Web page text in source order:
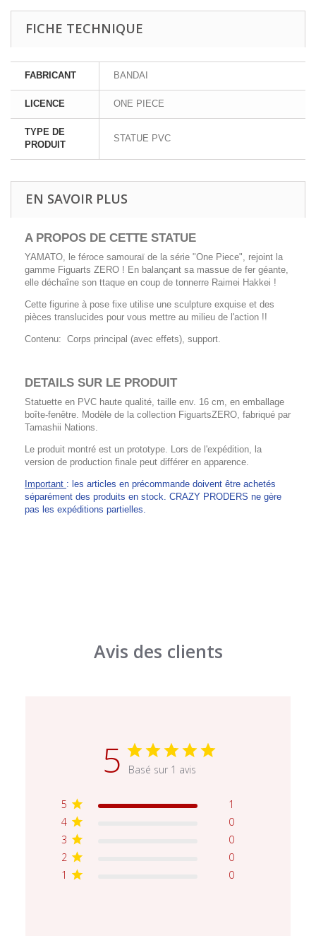
FICHE TECHNIQUE
FABRICANT BANDAI
LICENCE ONE PIECE
TYPE DE
PRODUIT
STATUE PVC
EN SAVOIR PLUS
A PROPOS DE CETTE STATUE
YAMATO, le féroce samouraï de la série "One Piece", rejoint la
gamme Figuarts ZERO ! En balançant sa massue de fer géante,
elle déchaîne son ttaque en coup de tonnerre Raimei Hakkei !
Cette figurine à pose fixe utilise une sculpture exquise et des
pièces translucides pour vous mettre au milieu de l'action !!
Contenu: Corps principal (avec effets), support.
DETAILS SUR LE PRODUIT
Statuette en PVC haute qualité, taille env. 16 cm, en emballage
boîte-fenêtre. Modèle de la collection FiguartsZERO, fabriqué par
Tamashii Nations.
Le produit montré est un prototype. Lors de l'expédition, la
version de production finale peut différer en apparence.
Important : les articles en précommande doivent être achetés
séparément des produits en stock. CRAZY PRODERS ne gère
pas les expéditions partielles.
Avis des clients
5 Basé sur 1 avis
5
1
4
0
3
0
2
0
1
0